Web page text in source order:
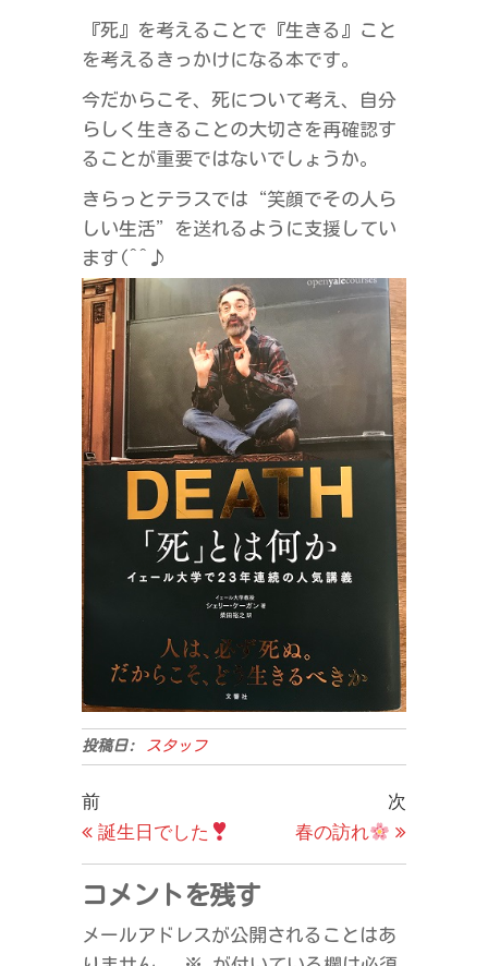
ラ
ス
『死』を考えることで『生きる』こと
を考えるきっかけになる本です。
今だからこそ、死について考え、自分
らしく生きることの大切さを再確認す
ることが重要ではないでしょうか。
きらっとテラスでは“笑顔でその人ら
しい生活”を送れるように支援してい
ます(^^♪
投稿日: スタッフ
投
稿
ナ
ビ
ゲ
過
去
の
投
前
誕生日でした
の
投
次
春の訪れ
コメントを残す
メールアドレスが公開されることはあ